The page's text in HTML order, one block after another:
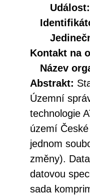
Událost:
Kontakt na
Název
Abstrakt:
Územní
technologie
území
jednom
změny).
datovou
sada